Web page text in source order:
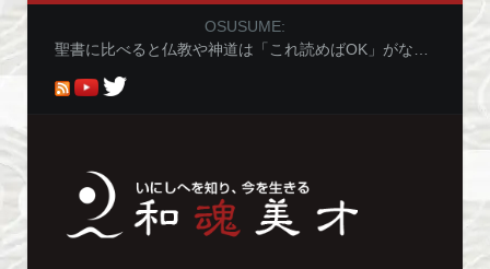
OSUSUME:
聖書に比べると仏教や神道は「これ読めばOK」がないから分かりにくくないか問題